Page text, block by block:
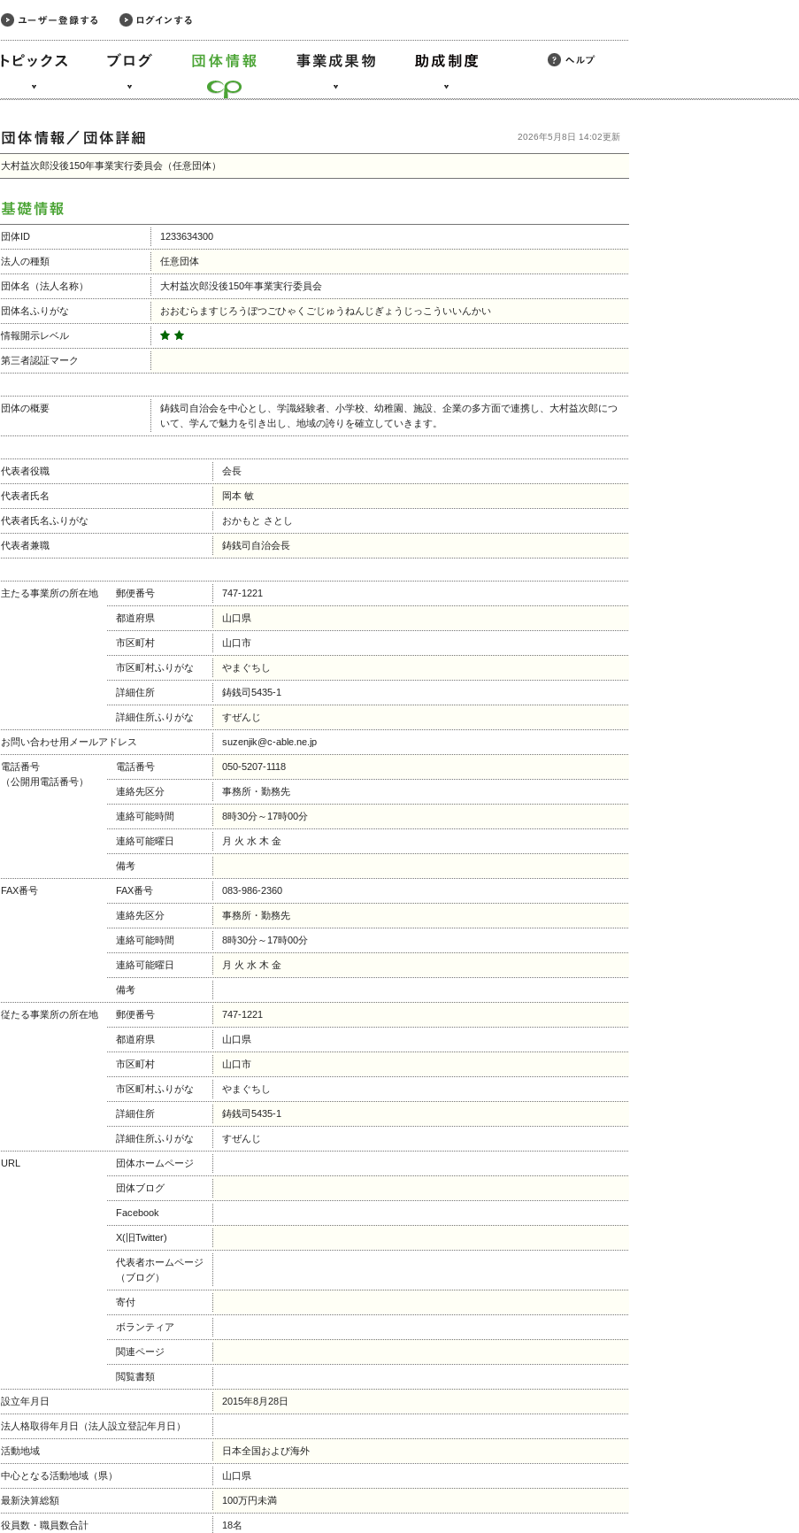
2026年5月8日 14:02更新
大村益次郎没後150年事業実行委員会（任意団体）
団体ID 1233634300
法人の種類 任意団体
団体名（法人名称） 大村益次郎没後150年事業実行委員会
団体名ふりがな おおむらますじろうぼつごひゃくごじゅうねんじぎょうじっこういいんかい
情報開示レベル
第三者認証マーク
団体の概要
鋳銭司自治会を中心とし、学識経験者、小学校、幼稚園、施設、企業の多方面で連携し、大村益次郎につ
いて、学んで魅力を引き出し、地域の誇りを確立していきます。
代表者役職 会長
代表者氏名 岡本 敏
代表者氏名ふりがな おかもと さとし
代表者兼職 鋳銭司自治会長
主たる事業所の所在地 郵便番号 747-1221
都道府県 山口県
市区町村 山口市
市区町村ふりがな やまぐちし
詳細住所 鋳銭司5435-1
詳細住所ふりがな すぜんじ
お問い合わせ用メールアドレス suzenjik@c-able.ne.jp
電話番号
（公開用電話番号）
電話番号 050-5207-1118
連絡先区分 事務所・勤務先
連絡可能時間 8時30分～17時00分
連絡可能曜日 月 火 水 木 金
備考
FAX番号 FAX番号 083-986-2360
連絡先区分 事務所・勤務先
連絡可能時間 8時30分～17時00分
連絡可能曜日 月 火 水 木 金
備考
従たる事業所の所在地 郵便番号 747-1221
都道府県 山口県
市区町村 山口市
市区町村ふりがな やまぐちし
詳細住所 鋳銭司5435-1
詳細住所ふりがな すぜんじ
URL 団体ホームページ
団体ブログ
Facebook
X(旧Twitter)
代表者ホームページ
（ブログ）
寄付
ボランティア
関連ページ
閲覧書類
設立年月日 2015年8月28日
法人格取得年月日（法人設立登記年月日）
活動地域 日本全国および海外
中心となる活動地域（県） 山口県
最新決算総額 100万円未満
役員数・職員数合計 18名